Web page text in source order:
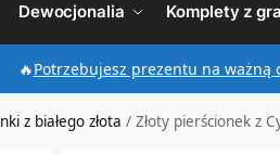
Dewocjonalia Komplety z
🔥Potrzebujesz prezentu na
z białego złota /Złoty pierścionek z